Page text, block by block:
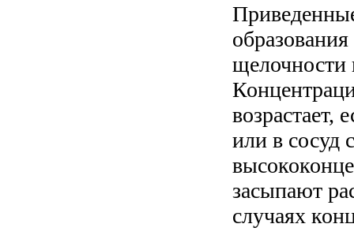
щелочности
возрастает,
или в сосуд
засыпают
случаях